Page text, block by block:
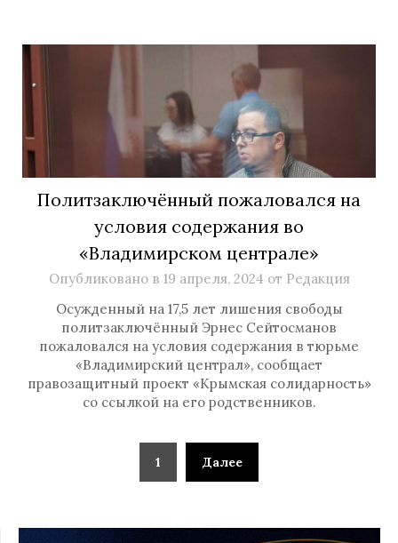
Политзаключённый пожаловался на
условия содержания во
«Владимирском централе»
Опубликовано в 19 апреля, 2024 от Редакция
Осужденный на 17,5 лет лишения свободы
политзаключённый Эрнес Сейтосманов
пожаловался на условия содержания в тюрьме
«Владимирский централ», сообщает
правозащитный проект «Крымская солидарность»
со ссылкой на его родственников.
1 Далее